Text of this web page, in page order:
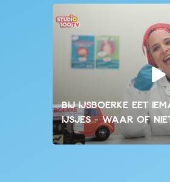
Bij IJsboerke eet
ijsjes - waar of